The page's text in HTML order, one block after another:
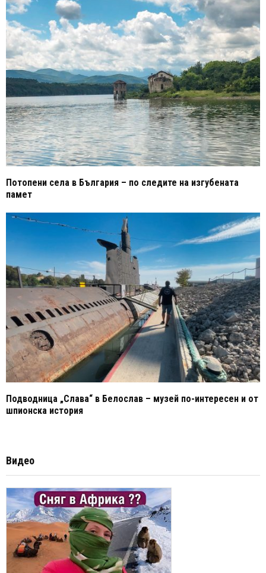
Потопени села в България – по следите на изгубената
памет
Подводница „Слава“ в Белослав – музей по-интересен и от
шпионска история
Видео